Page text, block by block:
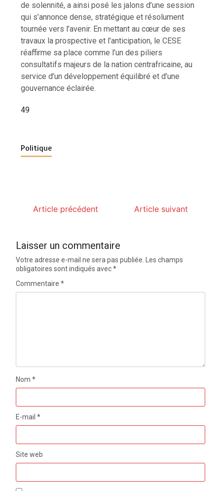
de solennité, a ainsi posé les jalons d’une session
qui s’annonce dense, stratégique et résolument
tournée vers l’avenir. En mettant au cœur de ses
travaux la prospective et l’anticipation, le CESE
réaffirme sa place comme l’un des piliers
consultatifs majeurs de la nation centrafricaine, au
service d’un développement équilibré et d’une
gouvernance éclairée.
49
Politique
Article précédent Article suivant
Laisser un commentaire
Votre adresse e-mail ne sera pas publiée. Les champs
obligatoires sont indiqués avec*
Commentaire*
Nom*
E-mail*
Site web